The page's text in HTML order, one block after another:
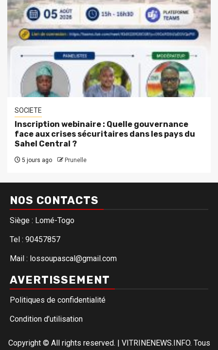
SOCIETE
Inscription webinaire : Quelle gouvernance
face aux crises sécuritaires dans les pays du
Sahel Central ?
5 jours ago Prunelle
NOS CONTACTS
Siège : Lomé-Togo
Tel : 90457857
Mail : lossoupascal@gmail.com
AVERTISSEMENT
Politiques de confidentialité
Condition d’utilisation
Copyright © All rights reserved. | VITRINENEWS.INFO. Tous